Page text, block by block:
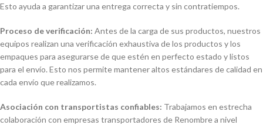
Esto ayuda a garantizar una entrega correcta y sin contratiempos.
Proceso de verificación: Antes de la carga de sus productos, nuestros
equipos realizan una verificación exhaustiva de los productos y los
empaques para asegurarse de que estén en perfecto estado y listos
para el envío. Esto nos permite mantener altos estándares de calidad en
cada envío que realizamos.
Asociación con transportistas confiables: Trabajamos en estrecha
colaboración con empresas transportadores de Renombre a nivel